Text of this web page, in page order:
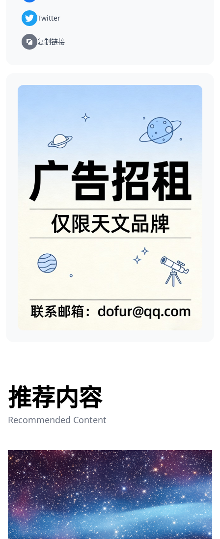
Twitter
复制链接
推荐内容
Recommended Content